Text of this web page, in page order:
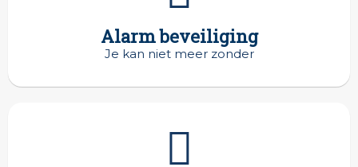
Alarm beveiliging
Je kan niet meer zonder